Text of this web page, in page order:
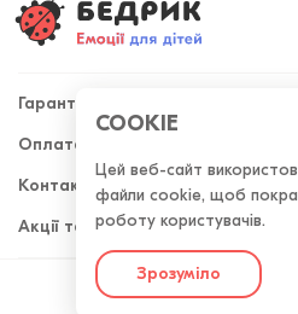
Гарантія
Оплата та доставка
Контакти
Акції та знижки
Розроблено
COOKIE
Цей веб-сайт
файли cookie, щоб
роботу користувачів.
Зрозуміло